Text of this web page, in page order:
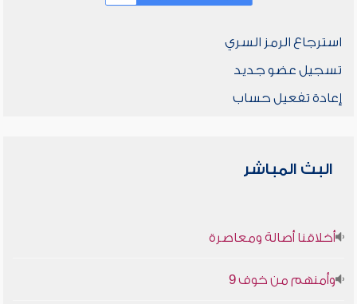
استرجاع الرمز السري
تسجيل عضو جديد
إعادة تفعيل حساب
البث المباشر
أخلاقنا أصالة ومعاصرة
وأمنهم من خوف 9